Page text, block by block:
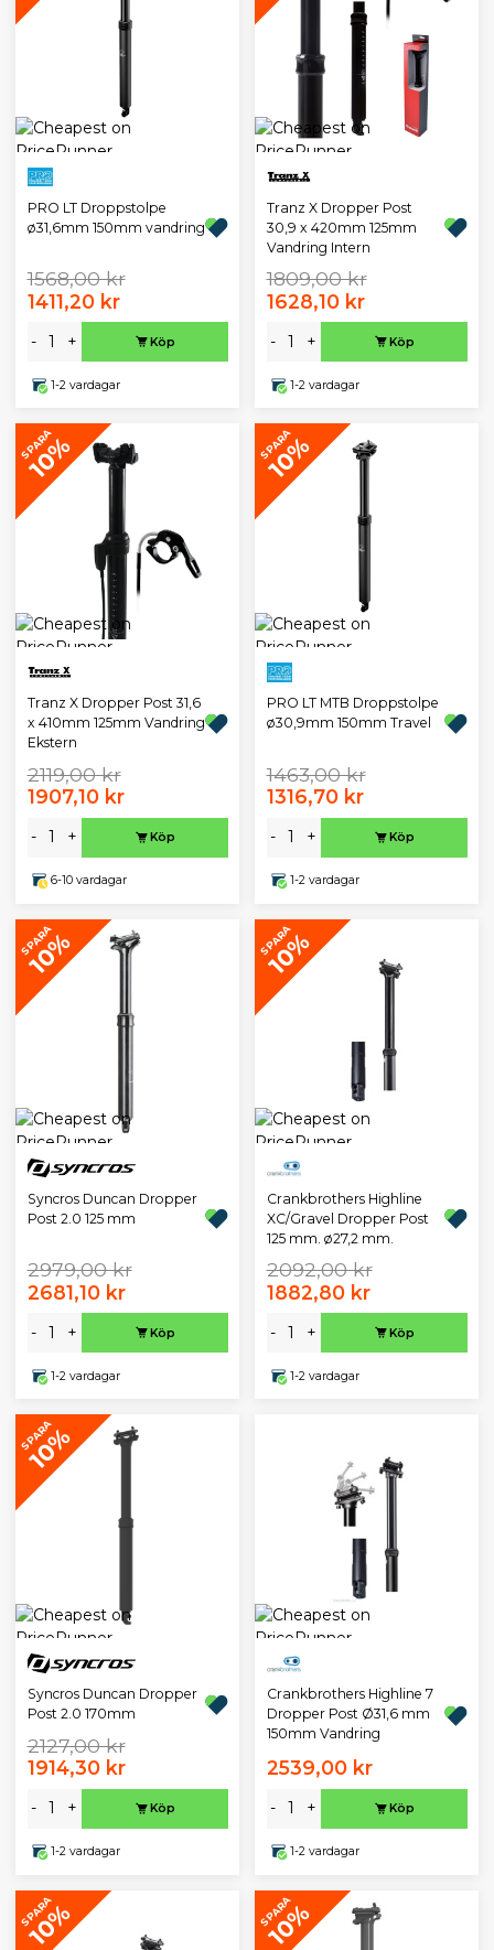
PRO LT Droppstolpe
ø31,6mm 150mm vandring
1568,00 kr
1411,20 kr
- + Köp
1-2 vardagar
Tranz X Dropper Post
30,9 x 420mm 125mm
Vandring Intern
1809,00 kr
1628,10 kr
- + Köp
1-2 vardagar
SPARA
10%
Tranz X Dropper Post 31,6
x 410mm 125mm Vandring
Ekstern
2119,00 kr
1907,10 kr
- + Köp
6-10 vardagar
SPARA
10%
PRO LT MTB Droppstolpe
ø30,9mm 150mm Travel
1463,00 kr
1316,70 kr
- + Köp
1-2 vardagar
SPARA
10%
Syncros Duncan Dropper
Post 2.0 125 mm
2979,00 kr
2681,10 kr
- + Köp
1-2 vardagar
SPARA
10%
Crankbrothers Highline
XC/Gravel Dropper Post
125 mm. ø27,2 mm.
2092,00 kr
1882,80 kr
- + Köp
1-2 vardagar
SPARA
10%
Syncros Duncan Dropper
Post 2.0 170mm
2127,00 kr
1914,30 kr
- + Köp
1-2 vardagar
Crankbrothers Highline 7
Dropper Post Ø31,6 mm
150mm Vandring
2539,00 kr
- + Köp
1-2 vardagar
SPARA
10% SPARA
10%